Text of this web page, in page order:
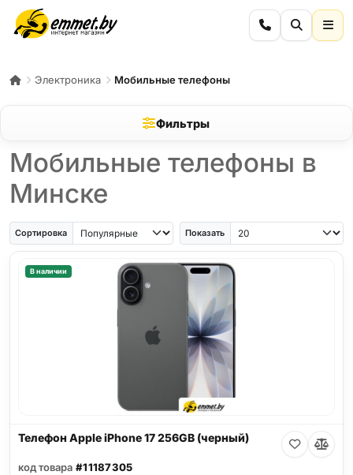
Электроника Мобильные телефоны
Фильтры
Мобильные телефоны в
Минске
iPhone AiriPhone SESamsung Galaxy A56Samsung Galaxy A57 iPhone 17
Сортировка Показать
В наличии
Телефон Apple iPhone 17 256GB (черный)
код товара #11187305